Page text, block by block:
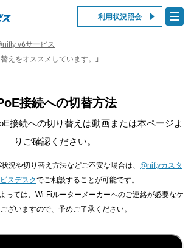
利用状況照会
v6サービス
えをオススメしています。」
接続への切替方法
接続への切り替えは動画または本ページよ
りご確認ください。
況や切り替え方法などご不安な場合は、 @niftyカスタ
スデスクでご相談することが可能です。
っては、Wi-Fiルーターメーカーへのご連絡が必要なケ
ざいますので、予めご了承ください。